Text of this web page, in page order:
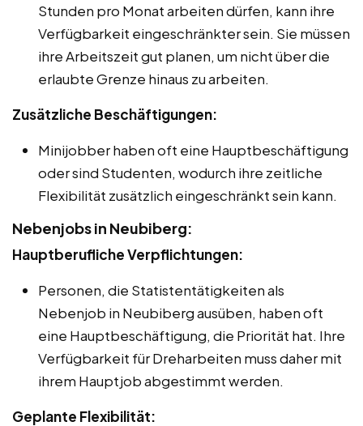
Stunden pro Monat arbeiten dürfen, kann ihre
Verfügbarkeit eingeschränkter sein. Sie müssen
ihre Arbeitszeit gut planen, um nicht über die
erlaubte Grenze hinaus zu arbeiten.
Zusätzliche Beschäftigungen:
Minijobber haben oft eine Hauptbeschäftigung
oder sind Studenten, wodurch ihre zeitliche
Flexibilität zusätzlich eingeschränkt sein kann.
Nebenjobs in Neubiberg:
Hauptberufliche Verpflichtungen:
Personen, die Statistentätigkeiten als
Nebenjob in Neubiberg ausüben, haben oft
eine Hauptbeschäftigung, die Priorität hat. Ihre
Verfügbarkeit für Dreharbeiten muss daher mit
ihrem Hauptjob abgestimmt werden.
Geplante Flexibilität: